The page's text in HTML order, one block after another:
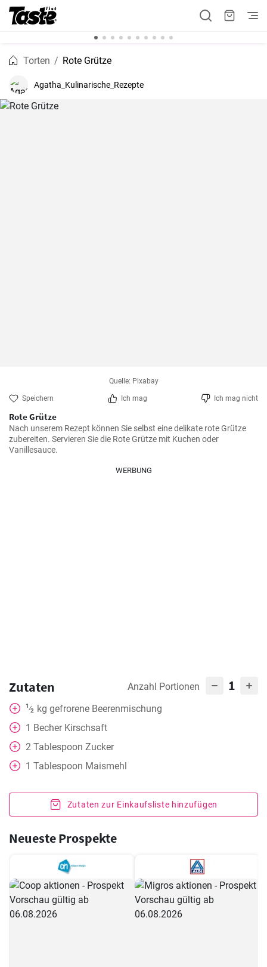
Torten Rote Grütze
Agatha_Kulinarische_Rezepte
Quelle: Pixabay
Speichern Ich mag Ich mag nicht
Rote Grütze
Nach unserem Rezept können Sie selbst eine delikate rote Grütze
zubereiten. Servieren Sie die Rote Grütze mit Kuchen oder
Vanillesauce.
WERBUNG
Zutaten Anzahl Portionen 1
1⁄2 kg gefrorene Beerenmischung
1 Becher Kirschsaft
2 Tablespoon Zucker
1 Tablespoon Maismehl
Zutaten zur Einkaufsliste hinzufügen
Neueste Prospekte